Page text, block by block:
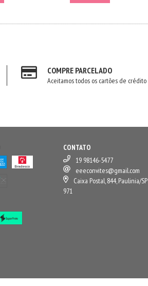
COMPRE PARCELADO
Aceitamos todos os cartões de crédito
CONTATO
19 98146-5477
eeeconvites@gmail.com
Caixa Postal, 844, Paulinia/
971